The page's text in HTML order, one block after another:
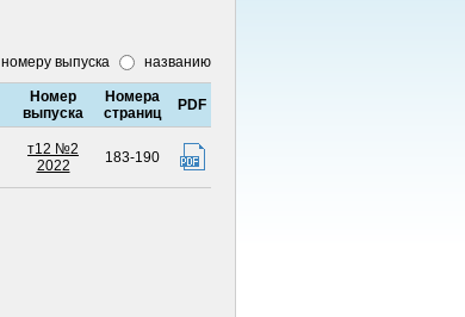
номеру выпуска названию
Номер
выпуска
Номера
страниц
PDF
т12 №2
2022
183-190